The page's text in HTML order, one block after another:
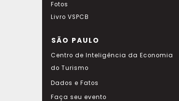
Fotos
Livro VSPCB
SÃO PAULO
Centro de Inteligência da Economia
do Turismo
Dados e Fatos
Faça seu evento